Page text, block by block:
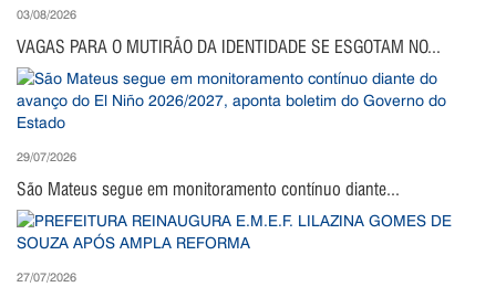
03/08/2026
VAGAS PARA O MUTIRÃO DA IDENTIDADE SE ESGOTAM NO...
29/07/2026
São Mateus segue em monitoramento contínuo diante...
27/07/2026